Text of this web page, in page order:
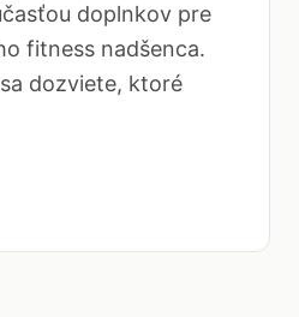
doplnkov pre
fitness nadšenca.
dozviete, ktoré